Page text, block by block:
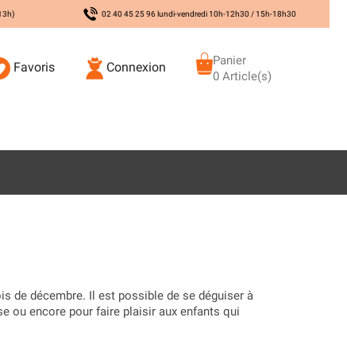
02 40 45 25 96 lundi-vendredi 10h-12h30 / 15h-18h30
Favoris Connexion
Panier
0 Article(s)
de décembre. Il est possible de se déguiser à
ou encore pour faire plaisir aux enfants qui